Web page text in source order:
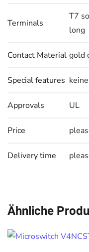
Terminals
T7
long
Contact Material gold
Special features keine
Approvals UL
Price
Delivery time
Ähnliche